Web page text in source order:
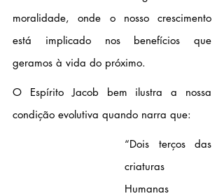
moralidade, onde o nosso crescimento
está implicado nos benefícios que
geramos à vida do próximo.
O Espírito Jacob bem ilustra a nossa
condição evolutiva quando narra que:
“Dois terços das
criaturas
Humanas